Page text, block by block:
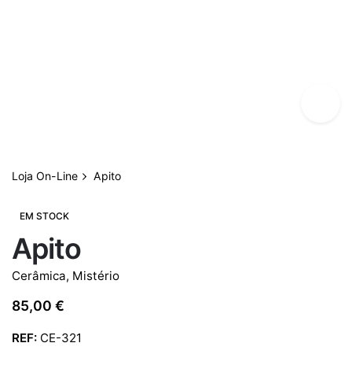
Loja On-Line Apito
EM STOCK
Apito
Cerâmica, Mistério
85,00 €
REF: CE-321